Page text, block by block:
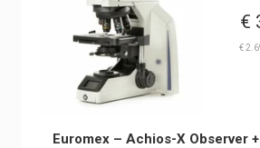
€
€
Euromex – Achios-X Observer